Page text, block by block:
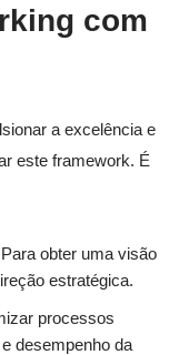
com
a excelência e
este framework. É
Para obter uma visão
estratégica.
processos
desempenho da